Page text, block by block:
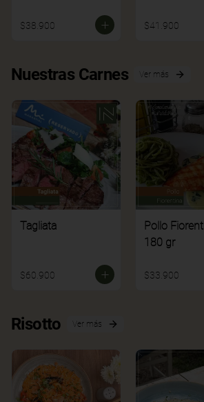
$38.900 $41.900
Nuestras Carnes Ver más
Tagliata
$60.900
Pollo
180 gr
$33.900
Risotto Ver más